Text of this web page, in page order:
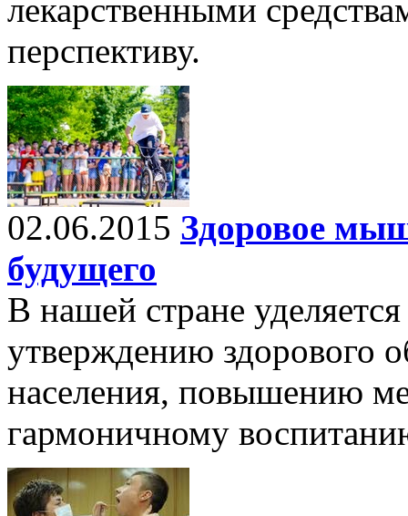
лекарственными
перспективу.
02.06.2015 Здоровое
будущего
В нашей стране
утверждению здорового
населения, повышению
гармоничному